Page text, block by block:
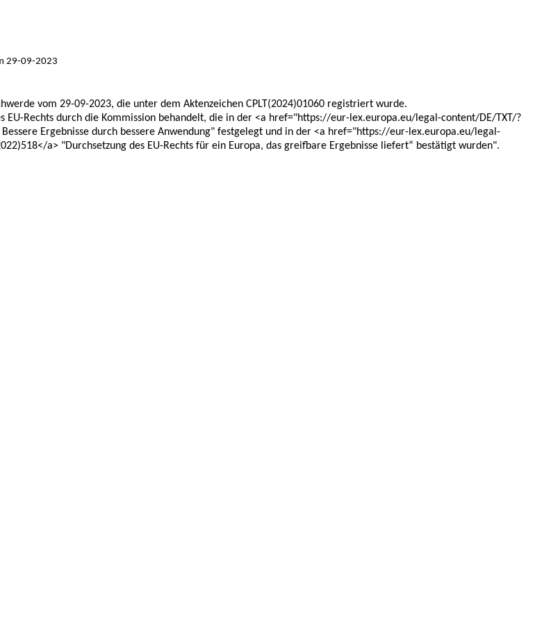
29-09-2023
vom 29-09-2023, die unter dem Aktenzeichen CPLT(2024)01060 registriert wurde.
Rechts durch die Kommission behandelt, die in der <a href="https://eur-lex.europa.eu/legal-content/DE/TXT/?
Ergebnisse durch bessere Anwendung" festgelegt und in der <a href="https://eur-lex.europa.eu/legal-
a> "Durchsetzung des EU-Rechts für ein Europa, das greifbare Ergebnisse liefert“ bestätigt wurden".